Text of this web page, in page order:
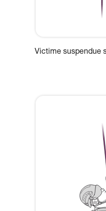
Victime suspendue